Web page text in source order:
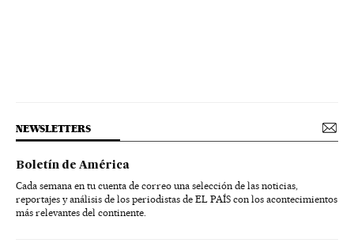
NEWSLETTERS
Boletín de América
Cada semana en tu cuenta de correo una selección de las noticias,
reportajes y análisis de los periodistas de EL PAÍS con los acontecimientos
más relevantes del continente.